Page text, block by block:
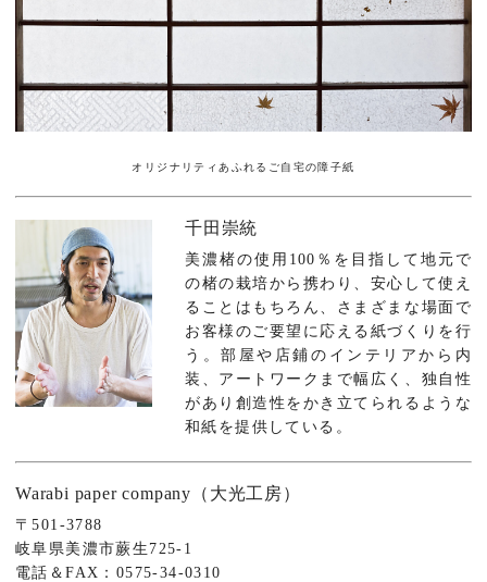
オリジナリティあふれるご自宅の障子紙
千田崇統
美濃楮の使用100％を目指して地元で
の楮の栽培から携わり、安心して使え
ることはもちろん、さまざまな場面で
お客様のご要望に応える紙づくりを行
う。部屋や店鋪のインテリアから内
装、アートワークまで幅広く、独自性
があり創造性をかき立てられるような
和紙を提供している。
Warabi paper company（大光工房）
〒501-3788
岐阜県美濃市蕨生725-1
電話＆FAX：0575-34-0310